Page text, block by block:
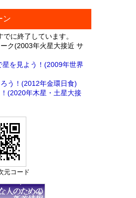
ン
に終了しています。
ク(2003年火星大接近 サ
を見よう！(2009年世界
う！(2012年金環日食)
(2020年木星・土星大接
元コード